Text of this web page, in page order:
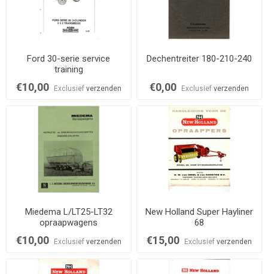
Ford 30-serie service
training
€10,00 Exclusief verzenden
Dechentreiter 180-210-240
€0,00 Exclusiefverzenden
Miedema L/LT25-LT32
opraapwagens
€10,00 Exclusief verzenden
New Holland Super Hayliner
68
€15,00 Exclusiefverzenden